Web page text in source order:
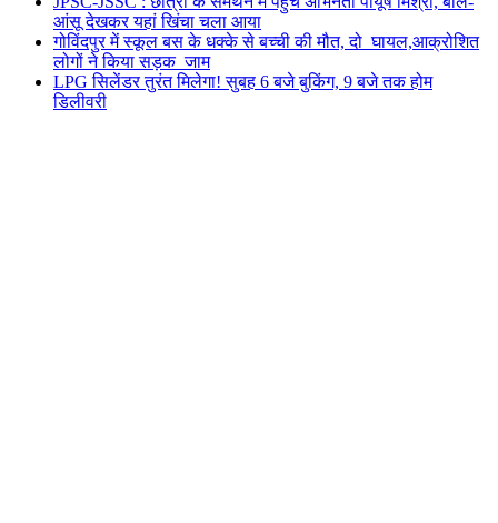
आंसू देखकर यहां खिंचा चला आया
गोविंदपुर में स्कूल बस के धक्के से बच्ची की मौत, दो घायल,आक्रोशित
लोगों ने किया सड़क जाम
LPG सिलेंडर तुरंत मिलेगा! सुबह 6 बजे बुकिंग, 9 बजे तक होम
डिलीवरी